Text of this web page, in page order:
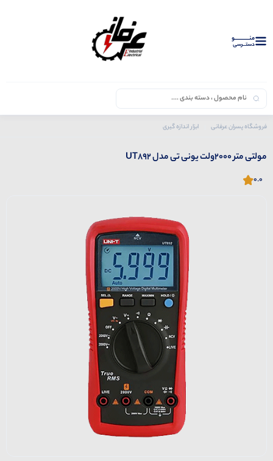
منــــــــــــو
دستــرسی
فروشگاه پسران عرفانی ابزار اندازه گیری
مولتی متر 2000ولت یونی تی مدل UT892
0.0